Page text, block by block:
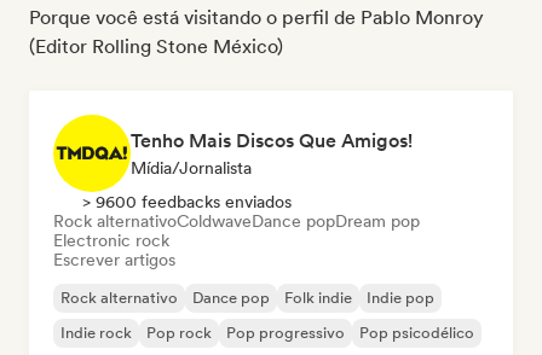
Porque você está visitando o perfil de Pablo Monroy
(Editor Rolling Stone México)
Tenho Mais Discos Que Amigos!
Mídia/Jornalista
> 9600 feedbacks enviados
Rock alternativoColdwaveDance popDream pop
Electronic rock
Escrever artigos
Rock alternativo Dance pop Folk indie
Indie pop
Indie rock
Pop rock Pop progressivo Pop psicodélico